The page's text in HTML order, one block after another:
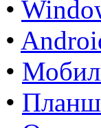
•
•
•
•